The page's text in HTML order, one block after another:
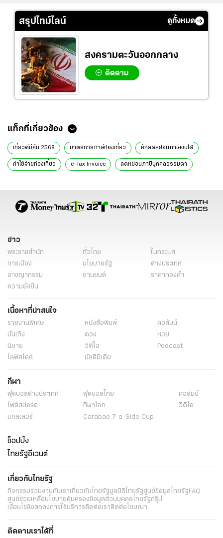
สรุปไทม์ไลน์ ดูทั้งหมด
สงครามตะวันออกกลาง
ติดตาม
ข่าวที่เกี่ยวข้อง
แนะนำการจองที่พักใน Agoda และแอปพลิเคชั่นจองห้องพัก เพื่อใช้สิทธิ์
“เที่ยวดีมีคืน 2568”
ปักหมุดจังหวัดเมืองรองน่าเที่ยว ค่าครองชีพถูกอาหารอร่อย และวิวสวย
เที่ยวดีมีคืน 2568 ข้อควรระวังออกใบกำกับภาษี วิธีดูร้านอาหาร-โรงแรมที่
มาแล้ว “ช็อปช่วยชาติ” ใครยังไม่ได้ช็อป...ขอเชิญ!
ค่าใช้จ่ายท่องเที่ยว e-Tax Invoice ลดหย่อนภาษีบุคคลธรรมดา
ค่าใช้จ่ายที่พัก โรงแรมโฮมสเตย์ไทย ค่าบริการร้านอาหาร
หลักฐานค่าใช้จ่าย
วิธีการใช้เที่ยวดีมีคืน เที่ยวดีมีคืน
ลดหย่อนค่าโรงแรม เที่ยวดีมีคืนค่าอาหาร เที่ยวดีมีคืนค่าที่พัก
ข่าว
พระราชสำนัก ทั่วไทย
ในกระแส
อาชญากรรม
ความยั่งยืน
เนื้อหาที่น่าสนใจ
รายงานพิเศษ หนังสือพิมพ์
คอลัมน์
บันเทิง
ดวง
หวย